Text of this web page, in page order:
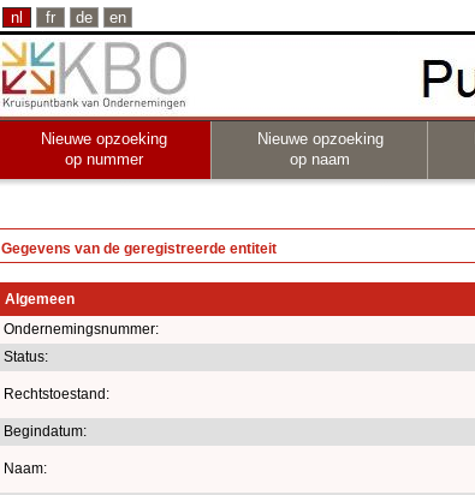
nl fr de en
Nieuwe opzoeking
op nummer
Nieuwe opzoeking
op naam
Gegevens van de geregistreerde entiteit
Algemeen
Ondernemingsnummer:
Status:
Rechtstoestand:
Begindatum:
Naam: